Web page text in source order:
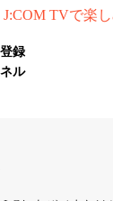
TVで楽
録
ル